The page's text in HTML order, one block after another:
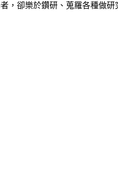
，卻樂於鑽研、蒐羅各種做